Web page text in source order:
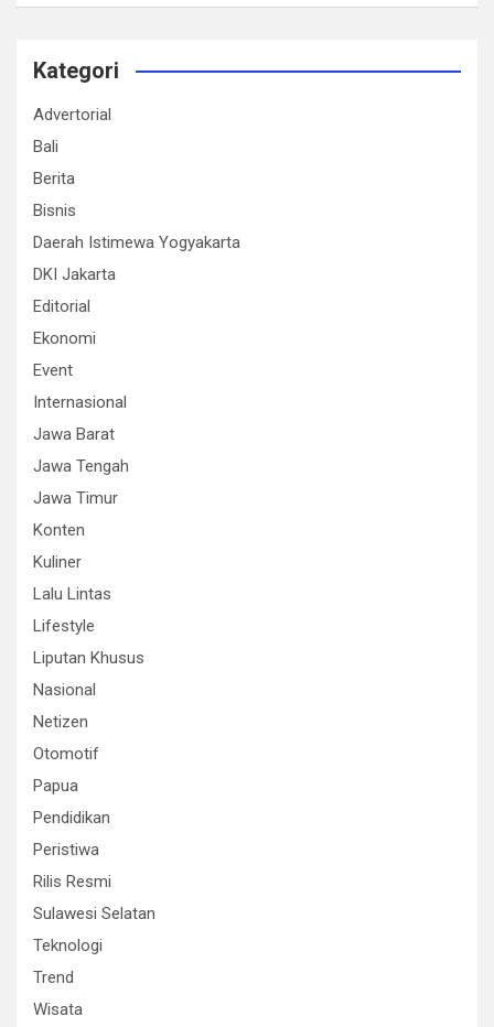
Kategori
Advertorial
Bali
Berita
Bisnis
Daerah Istimewa Yogyakarta
DKI Jakarta
Editorial
Ekonomi
Event
Internasional
Jawa Barat
Jawa Tengah
Jawa Timur
Konten
Kuliner
Lalu Lintas
Lifestyle
Liputan Khusus
Nasional
Netizen
Otomotif
Papua
Pendidikan
Peristiwa
Rilis Resmi
Sulawesi Selatan
Teknologi
Trend
Wisata